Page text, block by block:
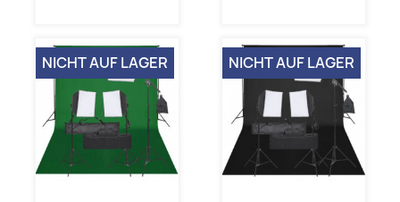
NICHT AUF LAGER NICHT AUF LAGER